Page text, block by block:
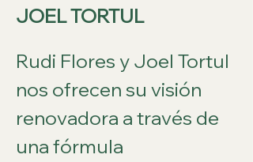
JOEL TORTUL
Rudi Flores y Joel Tortul
nos ofrecen su visión
renovadora a través de
una fórmula